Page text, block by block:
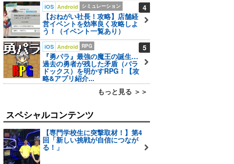
4
iOS Android シミュレーション
【おねがい社長！攻略】店舗経
営イベントを効率良く攻略しよ
う！（イベント一覧あり）
5
iOS Android RPG
『勇パラ』最強の魔王の誕生…
過去の勇者が残した矛盾（パラ
ドックス）を明かすRPG！【攻
略&アプリ紹介...
もっと見る ＞＞
スペシャルコンテンツ
【専門学校生に突撃取材！】第4
回「新しい挑戦が自信につなが
る！」